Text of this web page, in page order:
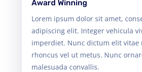
Award Winning
Lorem ipsum dolor sit amet,
adipiscing elit. Integer vehicula
imperdiet. Nunc dictum elit vitae
rhoncus vel ut metus. Nunc
malesuada convallis.